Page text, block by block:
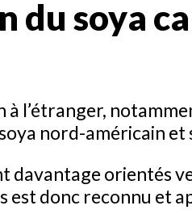
soya
l’étranger,
nord-américain et
davantage orientés
est donc reconnu et